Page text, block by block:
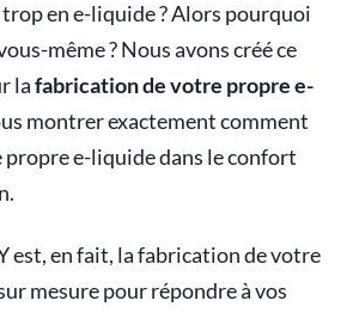
trop en e-liquide ? Alors pourquoi
même ? Nous avons créé ce
lafabrication de votre propre e-
montrer exactement comment
e-liquide dans le confort
est, en fait, la fabrication de votre
mesure pour répondre à vos